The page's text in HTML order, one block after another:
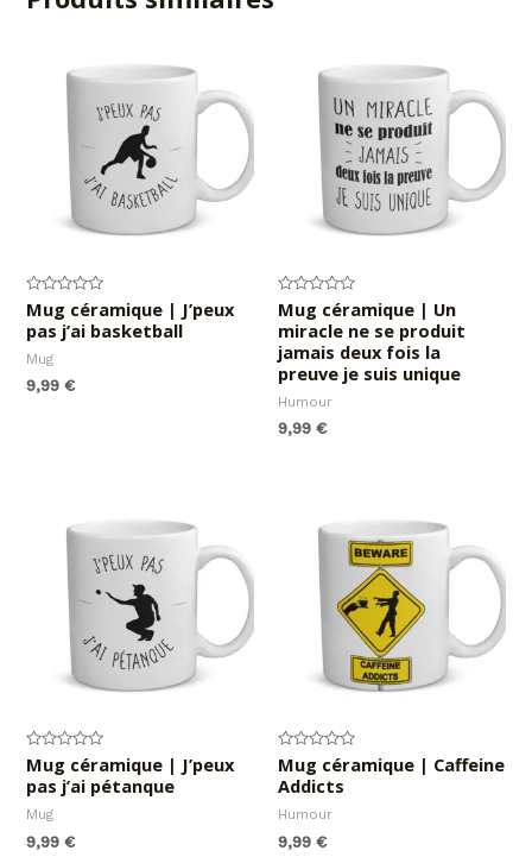
Note
0
sur
Mug céramique | J’peux
pas j’ai basketball
Mug
9,99€
Note
0
sur
5
Mug céramique | Un
miracle ne se produit
jamais deux fois la
preuve je suis unique
Humour
9,99 €
Note
0
sur
Mug céramique | J’peux
pas j’ai pétanque
Mug
9,99€
Note
0
sur
Mug céramique | Caffeine
Addicts
Humour
9,99 €